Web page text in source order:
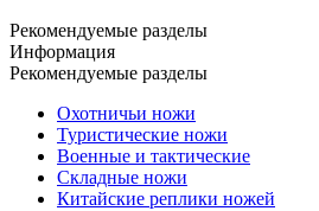
Рекомендуемые разделы
Информация
Рекомендуемые разделы
Охотничьи ножи
Туристические ножи
Военные и тактические
Складные ножи
Китайские реплики ножей